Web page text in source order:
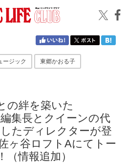
ージック 東郷かおる子
の絆を築いた
編集長とクイーンの代
たディレクターが登
ヶ谷ロフトAにてトー
情報追加）